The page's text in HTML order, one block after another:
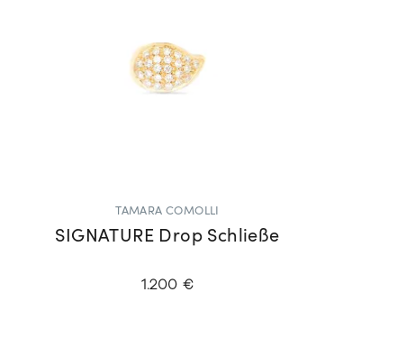
TAMARA COMOLLI
SIGNATURE Drop Schließe
1.200 €